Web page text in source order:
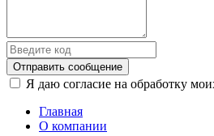
Отправить сообщение
Я даю согласие на обработку
Главная
О компании